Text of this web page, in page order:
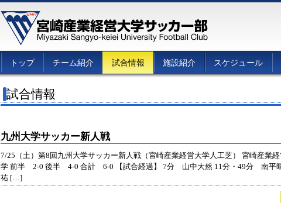
トップ チーム紹介 試合情報 施設紹介 スケジュール
試合情報
九州大学サッカー新人戦
7/25（土）第8回九州大学サッカー新人戦（宮崎産業経営大学人工芝） 宮崎産業
学 前半 2-0 後半 4-0 合計 6-0 【試合経過】 7分 山中大然 11分・49分 南平
祐 […]